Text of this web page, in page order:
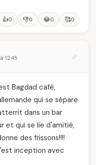
👍0 👎0 😂0 🥰0
12:45
Bagdad café,
qui se sépare
dans un bar
et qui se lie d'amitié,
des frissons!!!!
inception avec